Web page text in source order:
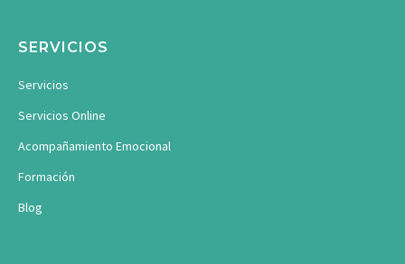
SERVICIOS
Servicios
Servicios Online
Acompañamiento Emocional
Formación
Blog